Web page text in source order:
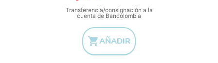
Transferencia/consignación a la
cuenta de Bancolombia
AÑADIR